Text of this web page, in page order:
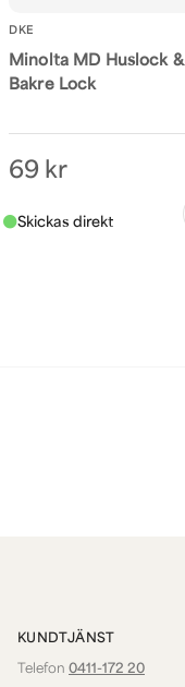
DKE
Minolta MD Huslock &
Bakre Lock
69 kr
KUNDTJÄNST
Telefon 0411-172 20